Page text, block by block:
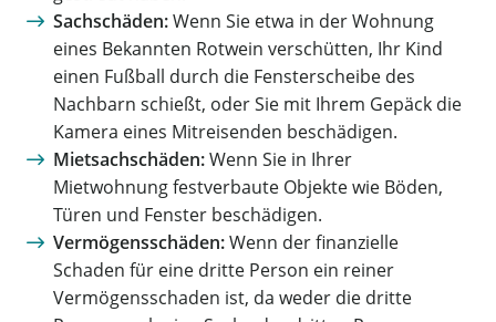
Sachschäden:Wenn Sie etwa in der Wohnung
eines Bekannten Rotwein verschütten, Ihr Kind
einen Fußball durch die Fensterscheibe des
Nachbarn schießt, oder Sie mit Ihrem Gepäck die
Kamera eines Mitreisenden beschädigen.
Mietsachschäden:Wenn Sie in Ihrer
Mietwohnung festverbaute Objekte wie Böden,
Türen und Fenster beschädigen.
Vermögensschäden:Wenn der finanzielle
Schaden für eine dritte Person ein reiner
Vermögensschaden ist, da weder die dritte